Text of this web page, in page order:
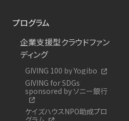
プログラム
企業支援型クラウドファン
ディング
GIVING 100 by Yogibo
GIVING for SDGs
sponsored by ソニー銀行
ケイズハウスNPO助成プロ